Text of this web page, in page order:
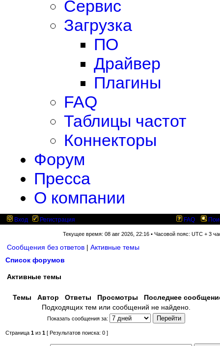
Сервис
Загрузка
ПО
Драйвер
Плагины
FAQ
Таблицы частот
Коннекторы
Форум
Пресса
О компании
Вход Регистрация FAQ
Текущее время: 08 авг 2026, 22:16 • Часовой пояс: UTC + 3
Сообщения без ответов | Активные темы
Список форумов
Активные темы
Темы Автор Ответы Просмотры
Последнее
Подходящих тем или сообщений не найдено.
Показать сообщения за:
Страница 1 из 1 [ Результатов поиска: 0 ]